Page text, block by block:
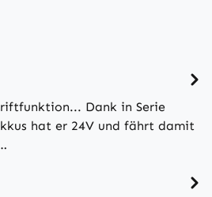
Dank in Serie
hat er 24V und fährt damit